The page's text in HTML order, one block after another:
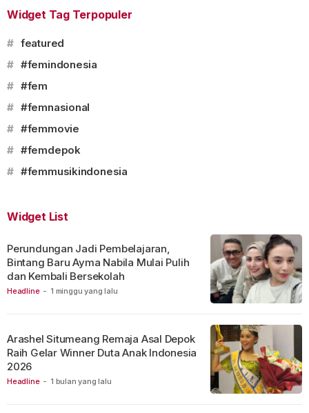
Widget Tag Terpopuler
# featured
# #femindonesia
# #fem
# #femnasional
# #femmovie
# #femdepok
# #femmusikindonesia
Widget List
Headline - 1 minggu yang lalu
Perundungan Jadi Pembelajaran,
Bintang Baru Ayma Nabila Mulai Pulih
dan Kembali Bersekolah
Headline - 1 bulan yang lalu
Arashel Situmeang Remaja Asal Depok
Raih Gelar Winner Duta Anak Indonesia
2026